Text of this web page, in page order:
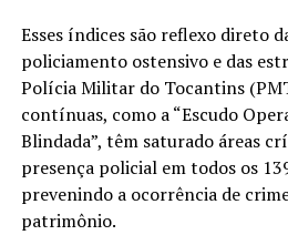
Esses índices são reflexo direto
policiamento ostensivo e das
Polícia Militar do Tocantins
contínuas, como a “Escudo
Blindada”, têm saturado áreas
presença policial em todos os
prevenindo a ocorrência de
patrimônio.